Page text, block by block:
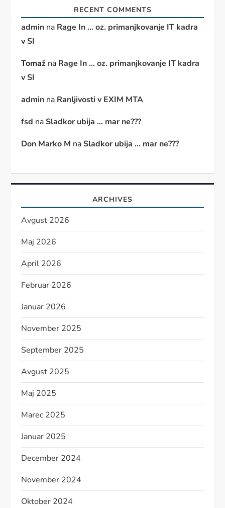
RECENT COMMENTS
admin na Rage In … oz. primanjkovanje IT kadra
v SI
Tomaž na Rage In … oz. primanjkovanje IT kadra
v SI
admin na Ranljivosti v EXIM MTA
fsd naSladkor ubija … mar ne???
Don Marko M naSladkor ubija … mar ne???
ARCHIVES
Avgust 2026
Maj 2026
April 2026
Februar 2026
Januar 2026
November 2025
September 2025
Avgust 2025
Maj 2025
Marec 2025
Januar 2025
December 2024
November 2024
Oktober 2024